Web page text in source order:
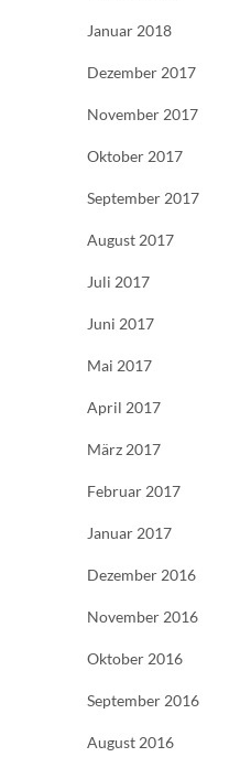
Januar 2018
Dezember 2017
November 2017
Oktober 2017
September 2017
August 2017
Juli 2017
Juni 2017
Mai 2017
April 2017
März 2017
Februar 2017
Januar 2017
Dezember 2016
November 2016
Oktober 2016
September 2016
August 2016